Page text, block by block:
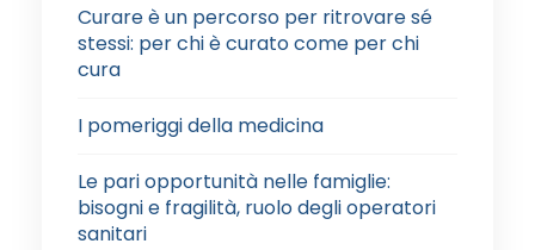
Curare è un percorso per ritrovare sé
stessi: per chi è curato come per chi
cura
I pomeriggi della medicina
Le pari opportunità nelle famiglie:
bisogni e fragilità, ruolo degli operatori
sanitari